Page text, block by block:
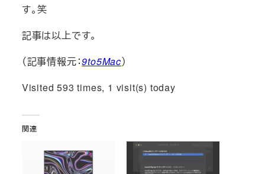
す。笑
記事は以上です。
（記事情報元：9to5Mac）
Visited 593 times, 1 visit(s) today
関連